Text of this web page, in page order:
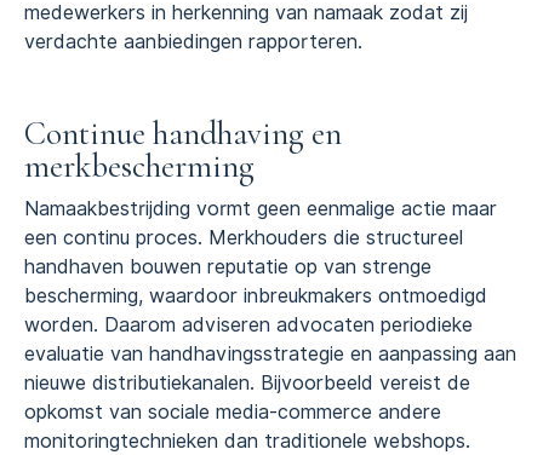
medewerkers in herkenning van namaak zodat zij
verdachte aanbiedingen rapporteren.
Continue handhaving en
merkbescherming
Namaakbestrijding vormt geen eenmalige actie maar
een continu proces. Merkhouders die structureel
handhaven bouwen reputatie op van strenge
bescherming, waardoor inbreukmakers ontmoedigd
worden. Daarom adviseren advocaten periodieke
evaluatie van handhavingsstrategie en aanpassing aan
nieuwe distributiekanalen. Bijvoorbeeld vereist de
opkomst van sociale media-commerce andere
monitoringtechnieken dan traditionele webshops.